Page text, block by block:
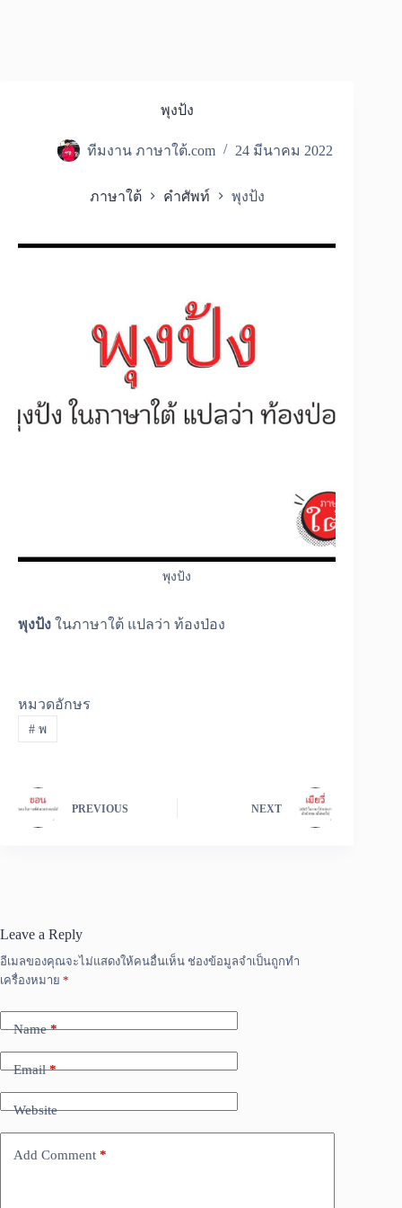
พุงป้ง
ทีมงาน ภาษาใต้.com 24 มีนาคม 2022
ภาษาใต้ คำศัพท์ พุงป้ง
พุงป้ง
พุงป้ง ในภาษาใต้ แปลว่า ท้องป่อง
หมวดอักษร
#พ
PREVIOUS NEXT
Leave a Reply
อีเมลของคุณจะไม่แสดงให้คนอื่นเห็น ช่องข้อมูลจำเป็นถูกทำ
เครื่องหมาย *
Name*
Email*
Website
Add Comment *